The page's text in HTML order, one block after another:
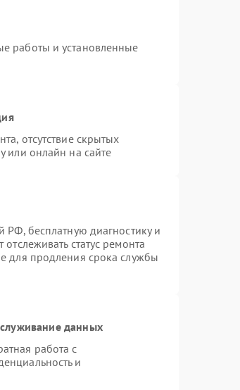
работы и установленные
отсутствие скрытых
или онлайн на сайте
РФ, бесплатную диагностику и
статус ремонта
для продления срока службы
данных
работа с
и